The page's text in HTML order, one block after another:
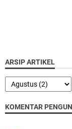
ARSIP ARTIKEL
KOMENTAR